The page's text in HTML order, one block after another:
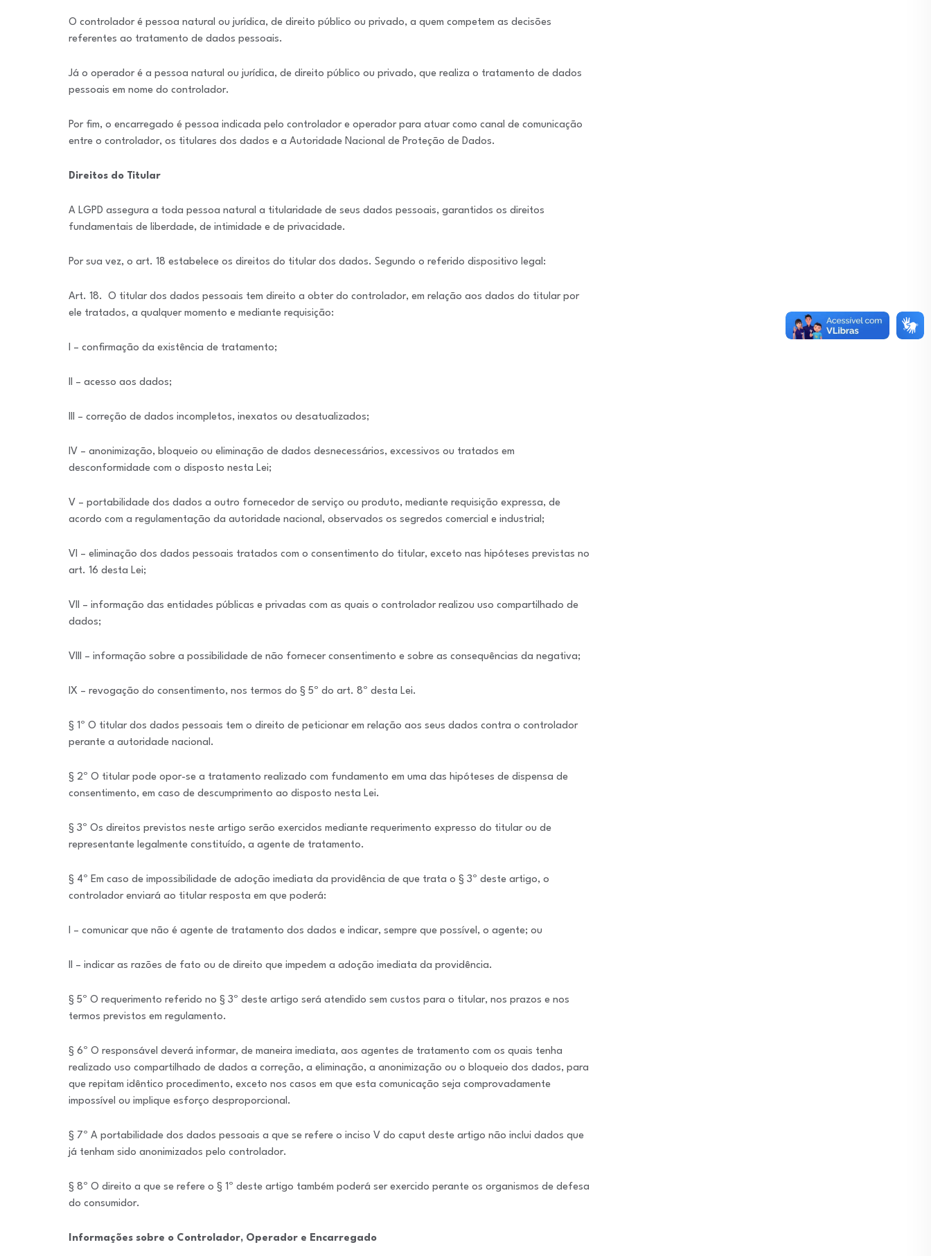
O controlador é pessoa natural ou jurídica, de direito público ou privado, a quem competem as decisões
referentes ao tratamento de dados pessoais.
Já o operador é a pessoa natural ou jurídica, de direito público ou privado, que realiza o tratamento de dados
pessoais em nome do controlador.
Por fim, o encarregado é pessoa indicada pelo controlador e operador para atuar como canal de comunicação
entre o controlador, os titulares dos dados e a Autoridade Nacional de Proteção de Dados.
Direitos do Titular
A LGPD assegura a toda pessoa natural a titularidade de seus dados pessoais, garantidos os direitos
fundamentais de liberdade, de intimidade e de privacidade.
Por sua vez, o art. 18 estabelece os direitos do titular dos dados. Segundo o referido dispositivo legal:
Art. 18. O titular dos dados pessoais tem direito a obter do controlador, em relação aos dados do titular por
ele tratados, a qualquer momento e mediante requisição:
I – confirmação da existência de tratamento;
II – acesso aos dados;
III – correção de dados incompletos, inexatos ou desatualizados;
IV – anonimização, bloqueio ou eliminação de dados desnecessários, excessivos ou tratados em
desconformidade com o disposto nesta Lei;
V – portabilidade dos dados a outro fornecedor de serviço ou produto, mediante requisição expressa, de
acordo com a regulamentação da autoridade nacional, observados os segredos comercial e industrial;
VI – eliminação dos dados pessoais tratados com o consentimento do titular, exceto nas hipóteses previstas no
art. 16 desta Lei;
VII – informação das entidades públicas e privadas com as quais o controlador realizou uso compartilhado de
dados;
VIII – informação sobre a possibilidade de não fornecer consentimento e sobre as consequências da negativa;
IX – revogação do consentimento, nos termos do § 5º do art. 8º desta Lei.
§ 1º O titular dos dados pessoais tem o direito de peticionar em relação aos seus dados contra o controlador
perante a autoridade nacional.
§ 2º O titular pode opor-se a tratamento realizado com fundamento em uma das hipóteses de dispensa de
consentimento, em caso de descumprimento ao disposto nesta Lei.
§ 3º Os direitos previstos neste artigo serão exercidos mediante requerimento expresso do titular ou de
representante legalmente constituído, a agente de tratamento.
§ 4º Em caso de impossibilidade de adoção imediata da providência de que trata o § 3º deste artigo, o
controlador enviará ao titular resposta em que poderá:
I – comunicar que não é agente de tratamento dos dados e indicar, sempre que possível, o agente; ou
II – indicar as razões de fato ou de direito que impedem a adoção imediata da providência.
§ 5º O requerimento referido no § 3º deste artigo será atendido sem custos para o titular, nos prazos e nos
termos previstos em regulamento.
§ 6º O responsável deverá informar, de maneira imediata, aos agentes de tratamento com os quais tenha
realizado uso compartilhado de dados a correção, a eliminação, a anonimização ou o bloqueio dos dados, para
que repitam idêntico procedimento, exceto nos casos em que esta comunicação seja comprovadamente
impossível ou implique esforço desproporcional.
§ 7º A portabilidade dos dados pessoais a que se refere o inciso V do caput deste artigo não inclui dados que
já tenham sido anonimizados pelo controlador.
§ 8º O direito a que se refere o § 1º deste artigo também poderá ser exercido perante os organismos de defesa
do consumidor.
Informações sobre o Controlador, Operador e Encarregado